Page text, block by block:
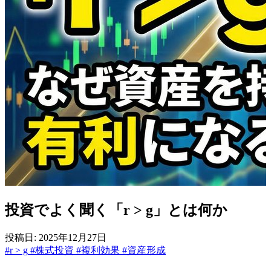
投資でよく聞く「r > g」とは何か
投稿日: 2025年12月27日
#r > g #株式投資 #複利効果 #資産形成